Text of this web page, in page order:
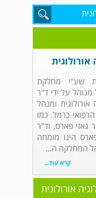
אורולוגית
שע"י מחלקת
מנוהל על ידי ד"ר
ומנהל
כרמל. כמו
גאזי פארס, וד"ר
הינו מומחה
המחלקה ה...
קרא עוד...
אורולוגית